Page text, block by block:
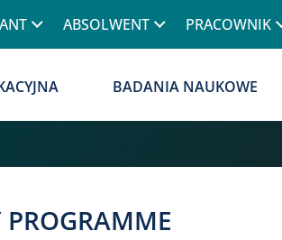
ABSOLWENT PRACOWNIK
BADANIA NAUKOWE